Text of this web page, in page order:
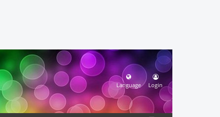
Language Login